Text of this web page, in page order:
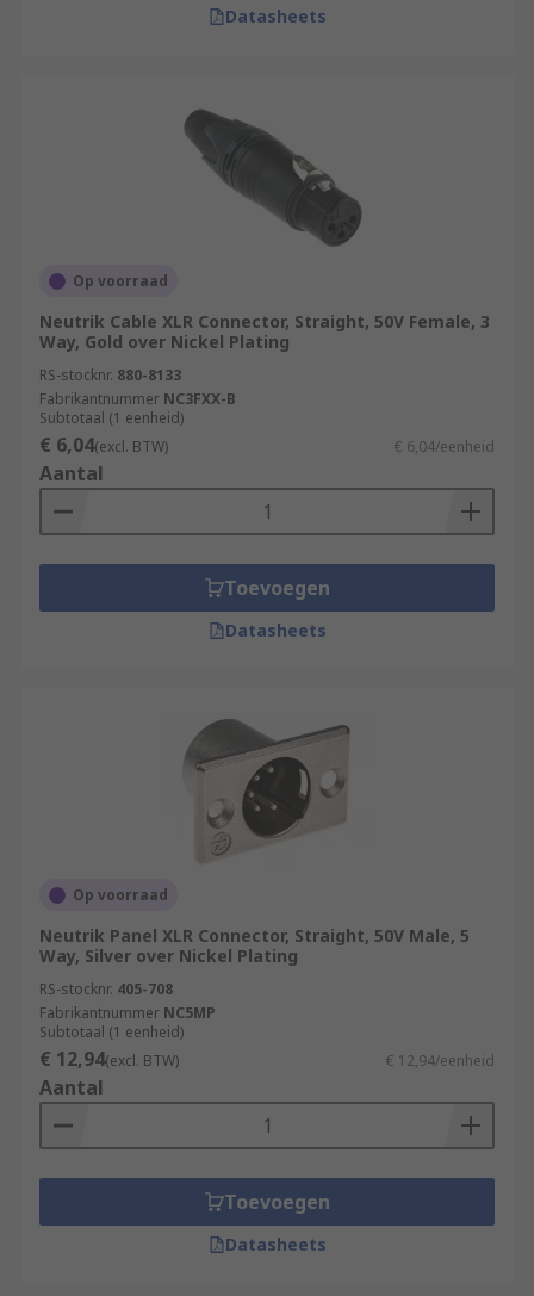
Datasheets
Op voorraad
Neutrik Cable XLR Connector, Straight, 50V Female, 3
Way, Gold over Nickel Plating
RS-stocknr. 880-8133
Fabrikantnummer NC3FXX-B
Subtotaal (1 eenheid)
€ 6,04(excl. BTW) € 6,04/eenheid
Aantal
Toevoegen
Datasheets
Op voorraad
Neutrik Panel XLR Connector, Straight, 50V Male, 5
Way, Silver over Nickel Plating
RS-stocknr. 405-708
Fabrikantnummer NC5MP
Subtotaal (1 eenheid)
€ 12,94(excl. BTW) € 12,94/eenheid
Aantal
Toevoegen
Datasheets